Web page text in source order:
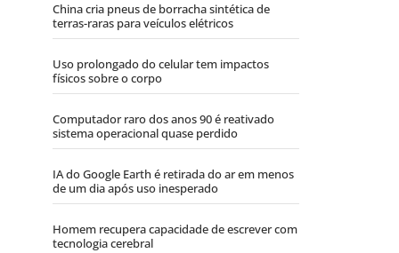
China cria pneus de borracha sintética de
terras-raras para veículos elétricos
Uso prolongado do celular tem impactos
físicos sobre o corpo
Computador raro dos anos 90 é reativado
sistema operacional quase perdido
IA do Google Earth é retirada do ar em menos
de um dia após uso inesperado
Homem recupera capacidade de escrever com
tecnologia cerebral